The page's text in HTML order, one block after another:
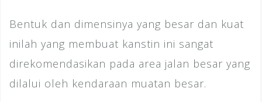
Bentuk dan dimensinya yang besar dan kuat
inilah yang membuat kanstin ini sangat
direkomendasikan pada area jalan besar yang
dilalui oleh kendaraan muatan besar.